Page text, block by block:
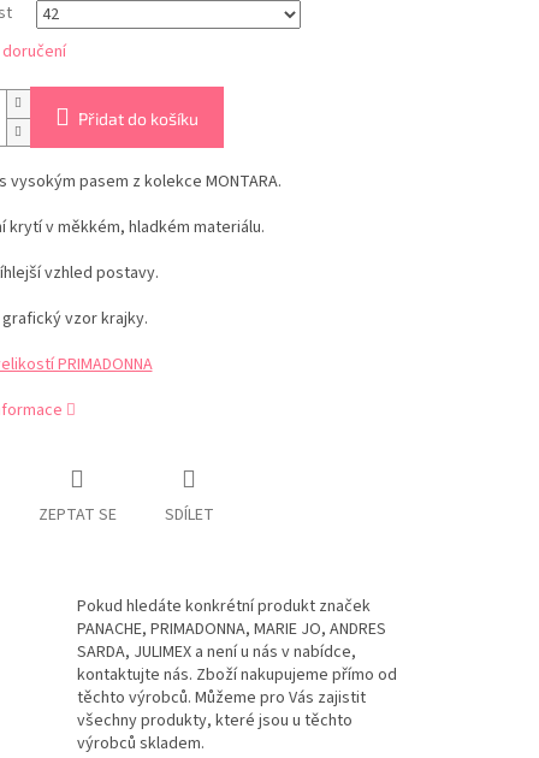
Přidat do košíku
vysokým pasem z kolekce MONTARA.
krytí v měkkém, hladkém materiálu.
vzhled postavy.
vzor krajky.
PRIMADONNA
ZEPTAT SE SDÍLET
Pokud hledáte konkrétní produkt značek
PANACHE, PRIMADONNA, MARIE JO, ANDRES
SARDA, JULIMEX a není u nás v nabídce,
kontaktujte nás. Zboží nakupujeme přímo od
těchto výrobců. Můžeme pro Vás zajistit
všechny produkty, které jsou u těchto
výrobců skladem.